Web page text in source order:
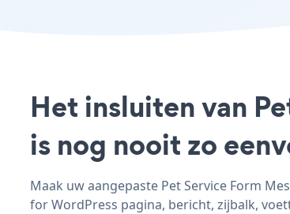
Het insluiten van
is nog nooit zo
Maak uw aangepaste Pet Service Form
for WordPress pagina, bericht, zijbalk,